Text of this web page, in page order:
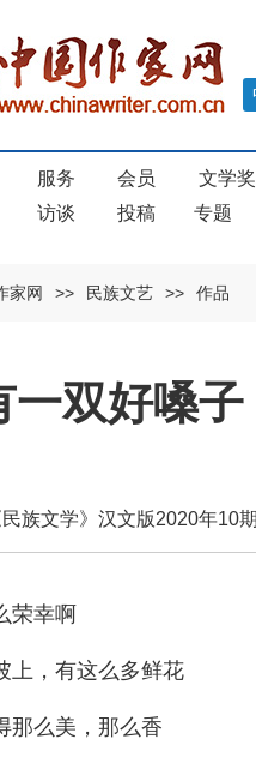
服务 会员
文学
访谈 投稿 专题
家网 >> 民族文艺 >> 作品
一双好嗓子
民族文学》汉文版2020
荣幸啊
上，有这么多鲜花
那么美，那么香